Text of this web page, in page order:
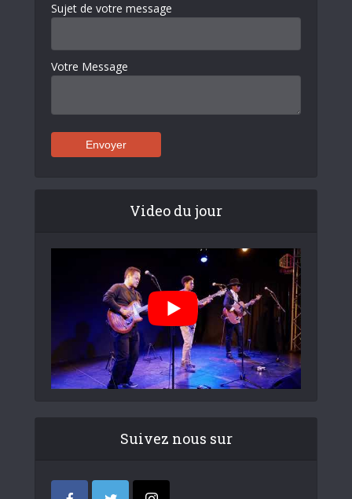
Sujet de votre message
Votre Message
Video du jour
Suivez nous sur